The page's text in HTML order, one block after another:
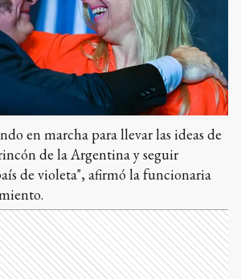
en marcha para llevar las ideas de
de la Argentina y seguir
de violeta", afirmó la funcionaria